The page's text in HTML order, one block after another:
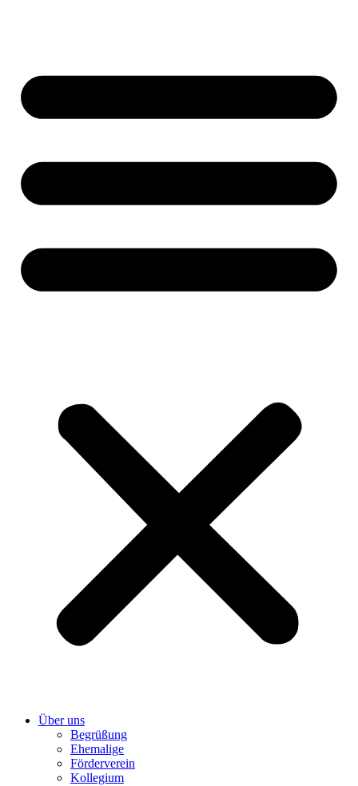
Über uns
Begrüßung
Ehemalige
Förderverein
Kollegium